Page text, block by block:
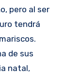
pero al ser
tendrá
de sus
natal,